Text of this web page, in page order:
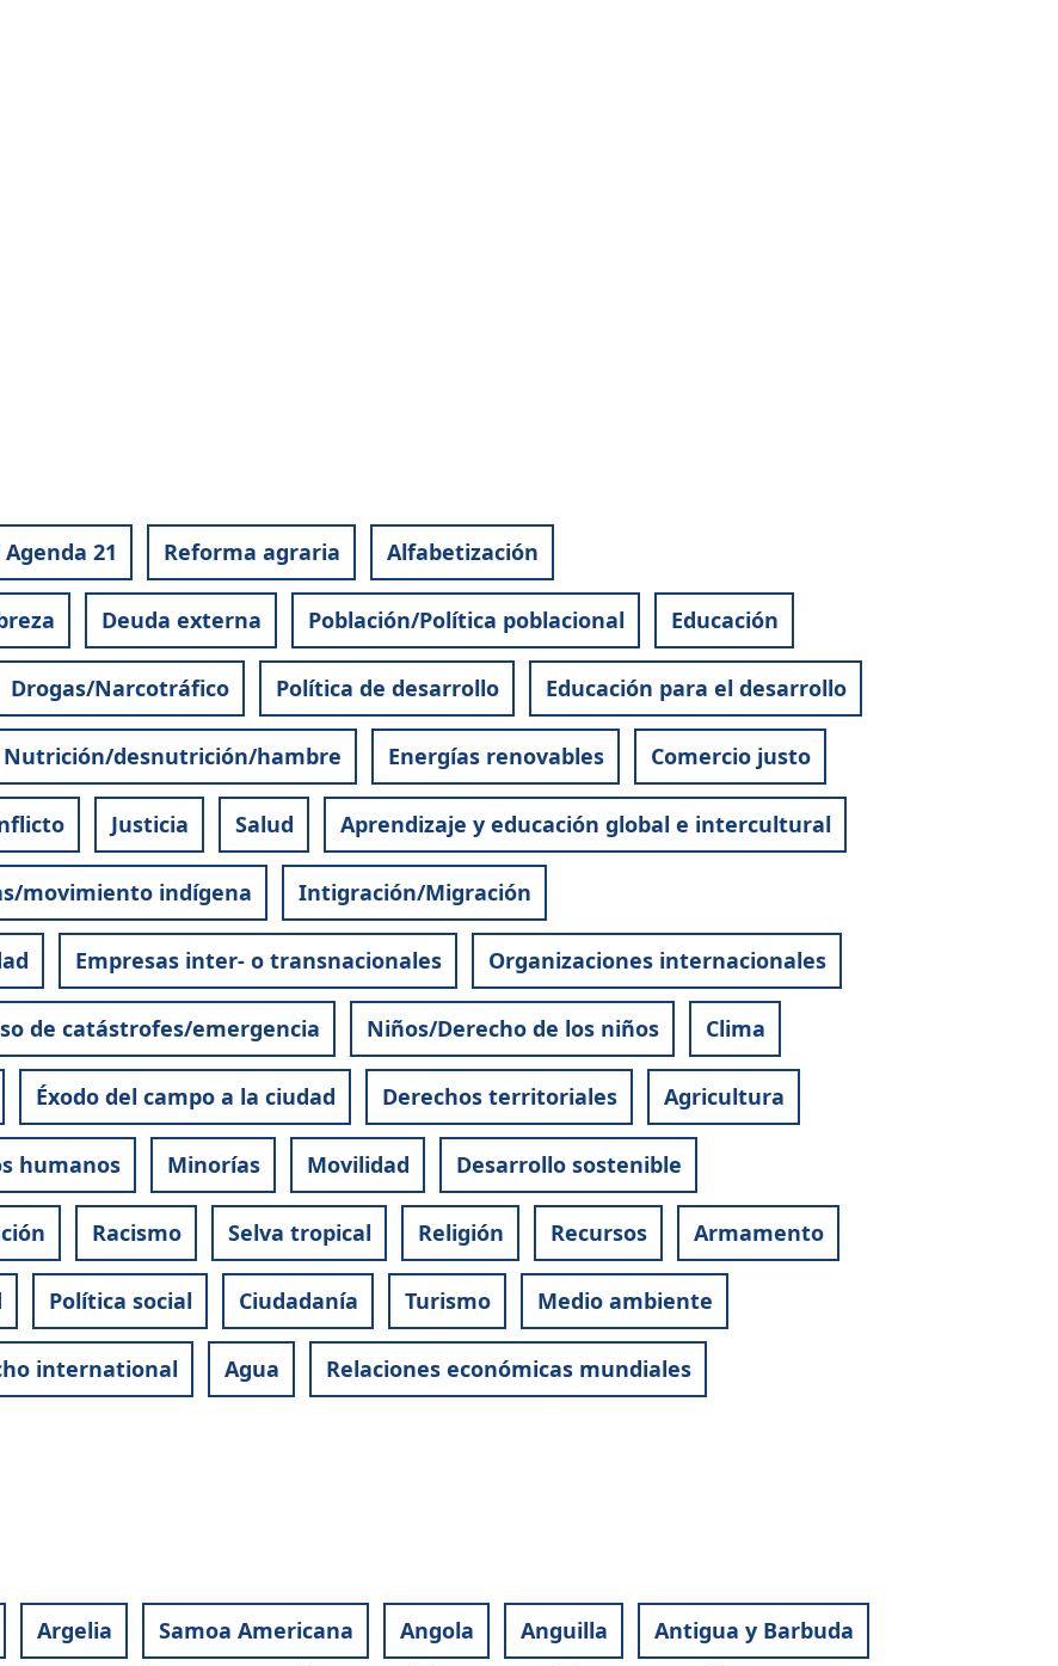
21 Reforma agraria Alfabetización
Deuda externa Población/Política poblacional Educación
Drogas/Narcotráfico Política de desarrollo Educación para el desarrollo
Nutrición/desnutrición/hambre Energías renovables Comercio justo
Justicia Salud Aprendizaje y educación global e intercultural
movimiento indígena Intigración/Migración
Empresas inter- o transnacionales Organizaciones internacionales
de catástrofes/emergencia Niños/Derecho de los niños Clima
Éxodo del campo a la ciudad Derechos territoriales Agricultura
humanos Minorías Movilidad Desarrollo sostenible
Racismo Selva tropical Religión Recursos Armamento
Política social Ciudadanía Turismo Medio ambiente
international Agua Relaciones económicas mundiales
Argelia Samoa Americana Angola Anguilla Antigua y Barbuda